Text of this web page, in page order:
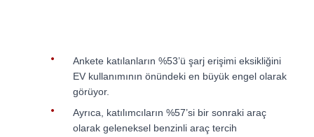
Ankete katılanların %53’ü şarj erişimi eksikliğini
EV kullanımının önündeki en büyük engel olarak
görüyor.
Ayrıca, katılımcıların %57’si bir sonraki araç
olarak geleneksel benzinli araç tercih